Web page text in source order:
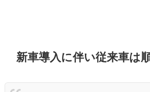
新車導入に伴い従来車は